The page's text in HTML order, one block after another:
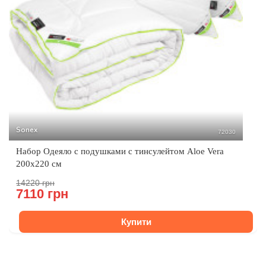
Sonex 72030
Набор Одеяло с подушками с тинсулейтом Aloe Vera
200x220 см
14220 грн
7110 грн
Купити